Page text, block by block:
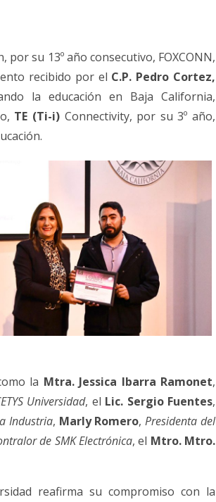
su 13º año consecutivo, FOXCONN,
recibido por el C.P. Pedro Cortez,
la educación en Baja California,
TE (Ti-i)Connectivity, por su 3º año,
la Mtra. Jessica Ibarra Ramonet,
Universidad, el Lic. Sergio Fuentes,
Industria, Marly Romero,Presidenta del
de SMK Electrónica, el Mtro. Mtro.
reafirma su compromiso con la